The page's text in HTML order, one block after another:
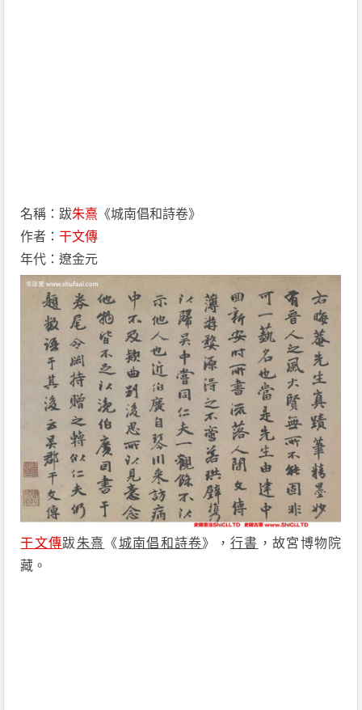
名稱：跋朱熹 《城南倡和詩卷》
作者：干文傳
年代：遼金元
干文傳跋朱熹 《城南倡和詩卷》，行書 ，故宮博物院
藏。